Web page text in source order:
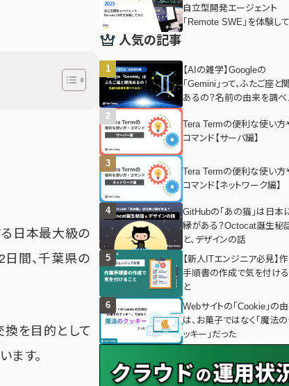
日本最大級の
日間、千葉県の
換を目的として
ます。
自立型開発エージェント
「Remote SWE」を体験し
人気の記事
【AIの雑学】Googleの
「Gemini」って、ふたご座と
あるの？名前の由来を調べ
Tera Termの便利な使い方
コマンド【サーバ編】
Tera Termの便利な使い方
コマンド【ネットワーク編】
GitHubの「あの猫」は日本
縁がある？Octocat誕生秘
と、デザインの話
【新人ITエンジニア必見】
手順書の作成で気を付ける
と
Webサイトの「Cookie」の
は、お菓子ではなく「魔法
ッキー」だった